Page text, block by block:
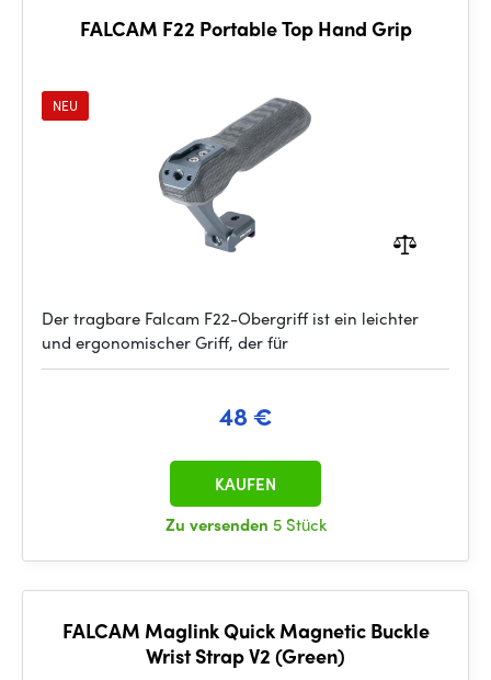
FALCAM F22 Portable Top Hand Grip
NEU
Der tragbare Falcam F22-Obergriff ist ein leichter
und ergonomischer Griff, der für
48 €
Zu versenden 5 Stück
KAUFEN
FALCAM Maglink Quick Magnetic Buckle
Wrist Strap V2 (Green)